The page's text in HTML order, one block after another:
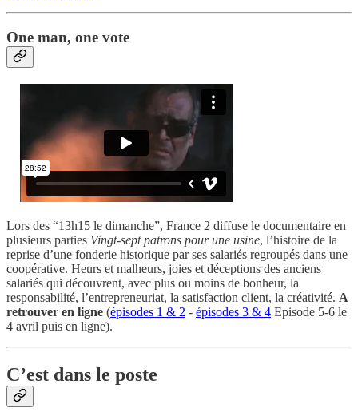
One man, one vote
Lors des “13h15 le dimanche”, France 2 diffuse le documentaire en
plusieurs parties Vingt-sept patrons pour une usine, l’histoire de la
reprise d’une fonderie historique par ses salariés regroupés dans une
coopérative. Heurs et malheurs, joies et déceptions des anciens
salariés qui découvrent, avec plus ou moins de bonheur, la
responsabilité, l’entrepreneuriat, la satisfaction client, la créativité. A
retrouver en ligne (épisodes 1 & 2 - épisodes 3 & 4 Episode 5-6 le
4 avril puis en ligne).
C’est dans le poste